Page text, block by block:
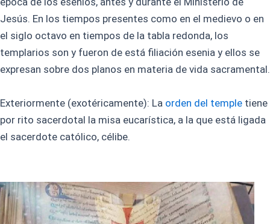
Jesús. En los tiempos presentes como en el medievo o en
el siglo octavo en tiempos de la tabla redonda, los
templarios son y fueron de está filiación esenia y ellos se
expresan sobre dos planos en materia de vida sacramental.
Exteriormente (exotéricamente): La orden del temple tiene
por rito sacerdotal la misa eucarística, a la que está ligada
el sacerdote católico, célibe.